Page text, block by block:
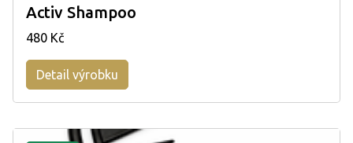
Activ Shampoo
480 Kč
Detail výrobku